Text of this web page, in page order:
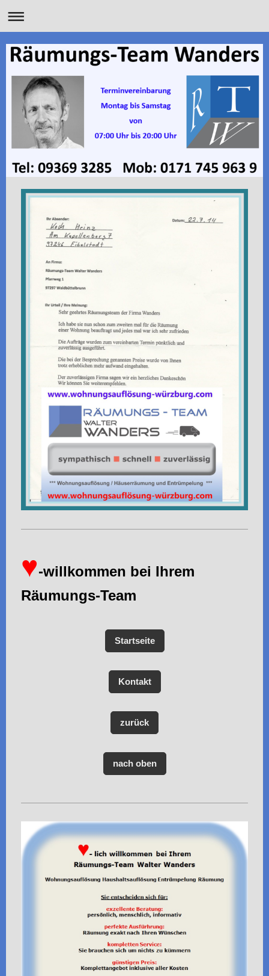
♥-willkommen bei Ihrem
Räumungs-Team
Startseite
Kontakt
zurück
nach oben